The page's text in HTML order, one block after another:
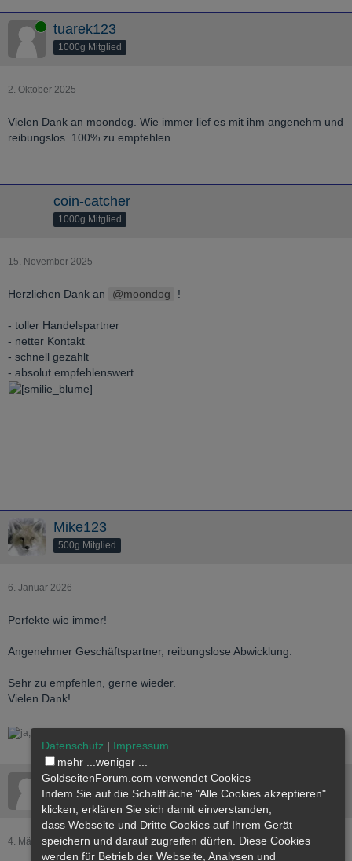
Online tuarek123
1000g Mitglied
2. Oktober 2025
Vielen Dank an moondog. Wie immer lief es mit ihm angenehm und
reibungslos. 100% zu empfehlen.
coin-catcher
1000g Mitglied
15. November 2025
Herzlichen Dank an moondog !
- toller Handelspartner
- netter Kontakt
- schnell gezahlt
- absolut empfehlenswert
Mike123
500g Mitglied
6. Januar 2026
Perfekte wie immer!
Angenehmer Geschäftspartner, reibungslose Abwicklung.
Sehr zu empfehlen, gerne wieder.
Vielen Dank!
Online tuarek123
1000g Mitglied
4. März 2026
Datenschutz | Impressum
mehr ... weniger ...
GoldseitenForum.com verwendet Cookies
Indem Sie auf die Schaltfläche "Alle Cookies akzeptieren"
klicken, erklären Sie sich damit einverstanden,
dass Webseite und Dritte Cookies auf Ihrem Gerät
speichern und darauf zugreifen dürfen. Diese Cookies
werden für Betrieb der Webseite, Analysen und